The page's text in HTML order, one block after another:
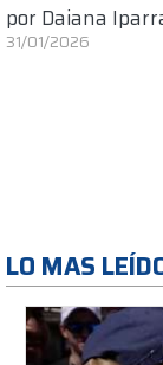
por Daiana
31/01/2026
LO MAS